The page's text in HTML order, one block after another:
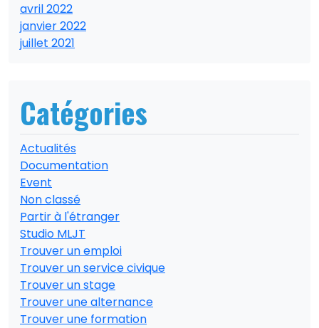
avril 2022
janvier 2022
juillet 2021
Catégories
Actualités
Documentation
Event
Non classé
Partir à l'étranger
Studio MLJT
Trouver un emploi
Trouver un service civique
Trouver un stage
Trouver une alternance
Trouver une formation